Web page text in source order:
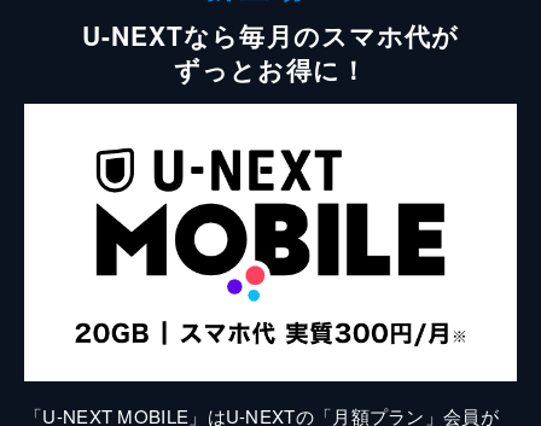
U-NEXTなら毎月のスマホ代が
ずっとお得に！
「U-NEXT MOBILE」はU-NEXTの「月額プラン」会員が